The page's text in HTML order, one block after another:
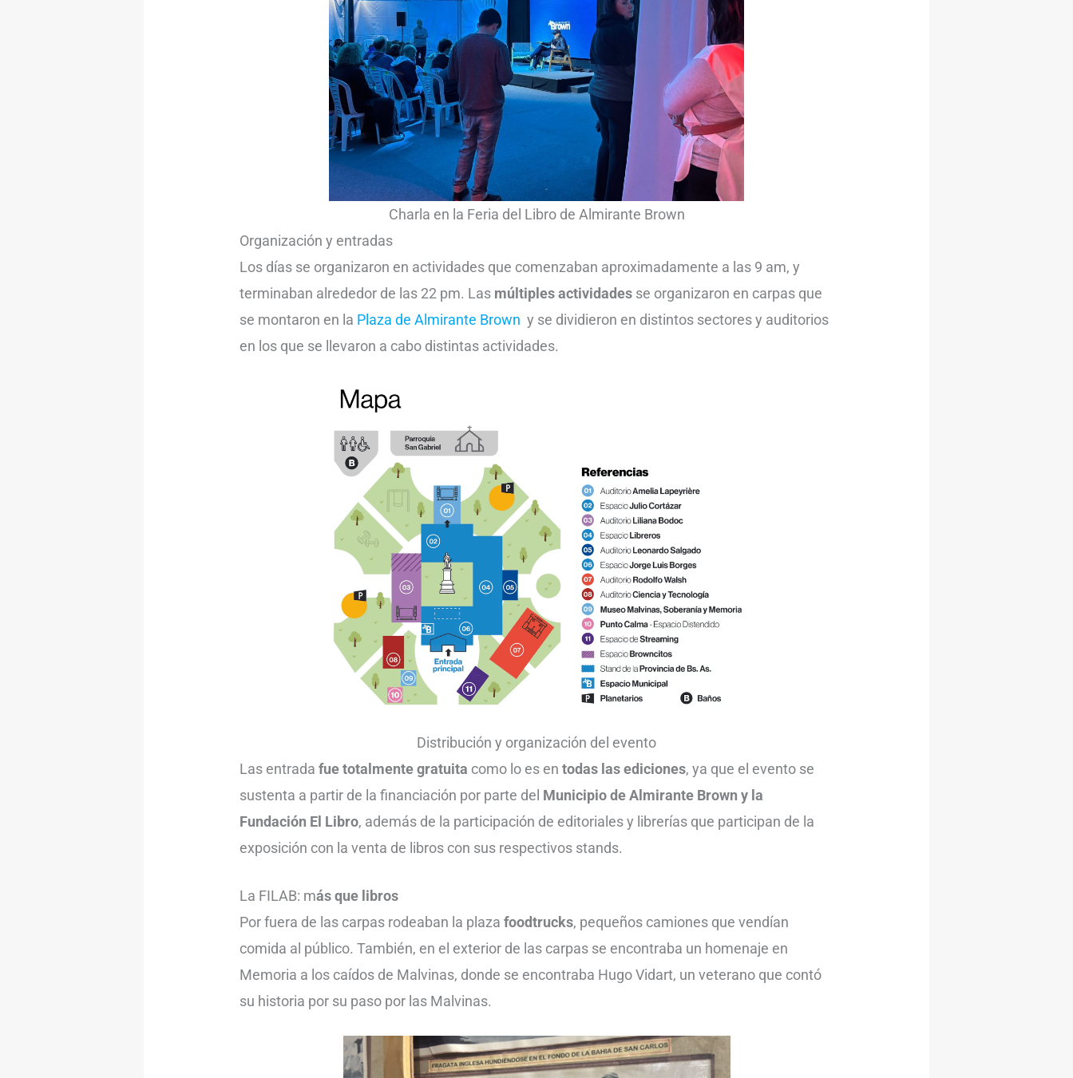
Charla en la Feria del Libro de Almirante Brown
Organización y entradas
Los días se organizaron en actividades que comenzaban aproximadamente a las 9 am, y
terminaban alrededor de las 22 pm. Las múltiples actividades se organizaron en carpas que
se montaron en la Plaza de Almirante Brown y se dividieron en distintos sectores y auditorios
en los que se llevaron a cabo distintas actividades.
Distribución y organización del evento
Las entradafue totalmente gratuita como lo es entodas las ediciones, ya que el evento se
sustenta a partir de la financiación por parte del Municipio de Almirante Brown y la
Fundación El Libro, además de la participación de editoriales y librerías que participan de la
exposición con la venta de libros con sus respectivos stands.
La FILAB: más que libros
Por fuera de las carpas rodeaban la plazafoodtrucks, pequeños camiones que vendían
comida al público. También, en el exterior de las carpas se encontraba un homenaje en
Memoria a los caídos de Malvinas, donde se encontraba Hugo Vidart, un veterano que contó
su historia por su paso por las Malvinas.